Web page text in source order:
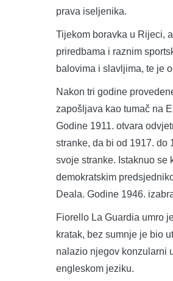
prava iseljenika.
Tijekom boravka u Rijeci,
priredbama i raznim
balovima i slavljima, te je
Nakon tri godine
zapošljava kao tumač na
Godine 1911. otvara
stranke, da bi od 1917. do
svoje stranke. Istaknuo se
demokratskim
Deala. Godine 1946.
Fiorello La Guardia umro
kratak, bez sumnje je bio
nalazio njegov konzularni
engleskom jeziku.